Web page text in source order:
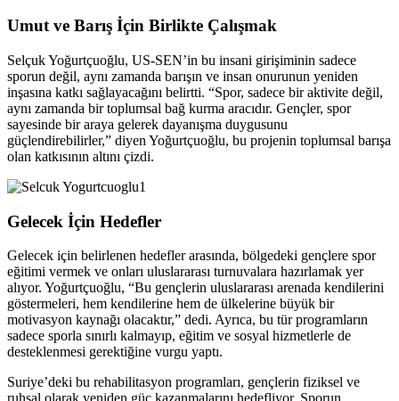
Umut ve Barış İçin Birlikte Çalışmak
Selçuk Yoğurtçuoğlu, US-SEN’in bu insani girişiminin sadece
sporun değil, aynı zamanda barışın ve insan onurunun yeniden
inşasına katkı sağlayacağını belirtti. “Spor, sadece bir aktivite değil,
aynı zamanda bir toplumsal bağ kurma aracıdır. Gençler, spor
sayesinde bir araya gelerek dayanışma duygusunu
güçlendirebilirler,” diyen Yoğurtçuoğlu, bu projenin toplumsal barışa
olan katkısının altını çizdi.
Gelecek İçin Hedefler
Gelecek için belirlenen hedefler arasında, bölgedeki gençlere spor
eğitimi vermek ve onları uluslararası turnuvalara hazırlamak yer
alıyor. Yoğurtçuoğlu, “Bu gençlerin uluslararası arenada kendilerini
göstermeleri, hem kendilerine hem de ülkelerine büyük bir
motivasyon kaynağı olacaktır,” dedi. Ayrıca, bu tür programların
sadece sporla sınırlı kalmayıp, eğitim ve sosyal hizmetlerle de
desteklenmesi gerektiğine vurgu yaptı.
Suriye’deki bu rehabilitasyon programları, gençlerin fiziksel ve